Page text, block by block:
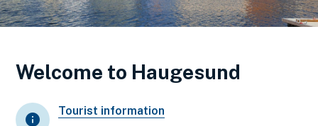
Welcome to Haugesund
Tourist information